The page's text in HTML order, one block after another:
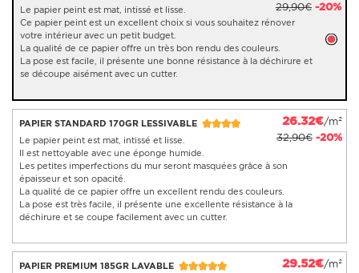
29,90€ -20%
Le papier peint est mat, intissé et lisse.
Ce papier peint est un excellent choix si vous souhaitez rénover
votre intérieur avec un petit budget.
La qualité de ce papier offre un très bon rendu des couleurs.
La pose est facile, il présente une bonne résistance à la déchirure et
se découpe aisément avec un cutter.
PAPIER STANDARD 170GR LESSIVABLE 26.32€/m²
32,90€ -20%
Le papier peint est mat, intissé et lisse.
Il est nettoyable avec une éponge humide.
Les petites imperfections du mur seront masquées grâce à son
épaisseur et son opacité.
La qualité de ce papier offre un excellent rendu des couleurs.
La pose est très facile, il présente une excellente résistance à la
déchirure et se coupe facilement avec un cutter.
PAPIER PREMIUM 185GR LAVABLE 29.52€/m²